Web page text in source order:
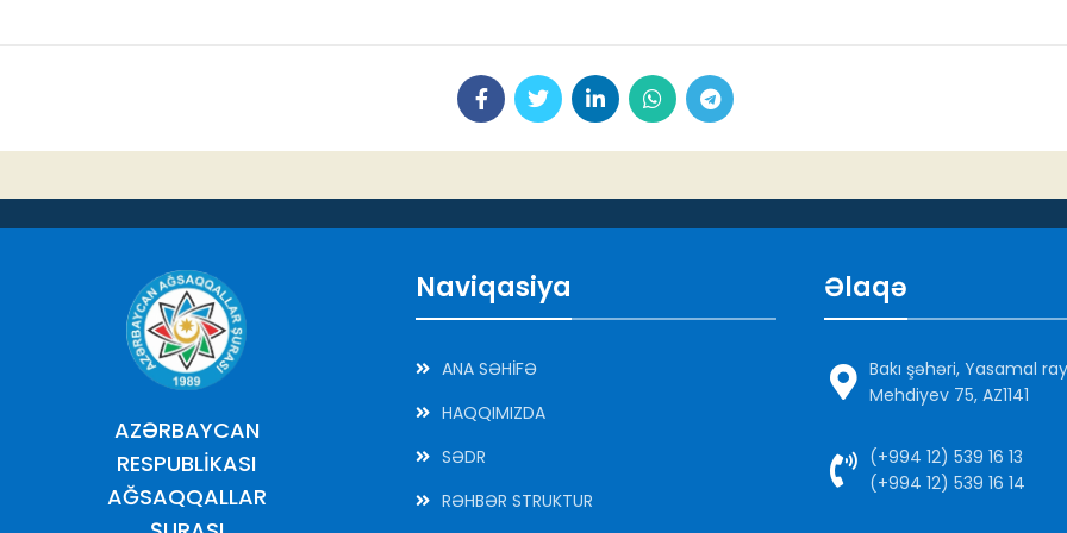
AZƏRBAYCAN
RESPUBLİKASI
AĞSAQQALLAR
Naviqasiya
ANA SƏHİFƏ
HAQQIMIZDA
SƏDR
RƏHBƏR STRUKTUR
Əlaqə
Bakı şəhəri, Yasamal
Mehdiyev 75, AZ1141
(+994 12) 539 16 13
(+994 12) 539 16 14